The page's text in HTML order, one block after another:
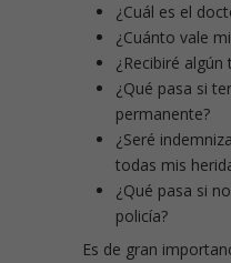
¿Cuál es el
¿Cuánto vale
¿Recibiré
¿Qué pasa si
permanente?
¿Seré
todas mis
¿Qué pasa si
policía?
Es de gran